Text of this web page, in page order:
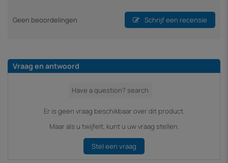
Geen beoordelingen Schrijf een recensie
Vraag en antwoord
Er is geen vraag beschikbaar over dit product.
Maar als u twijfelt, kunt u uw vraag stellen.
Stel een vraag